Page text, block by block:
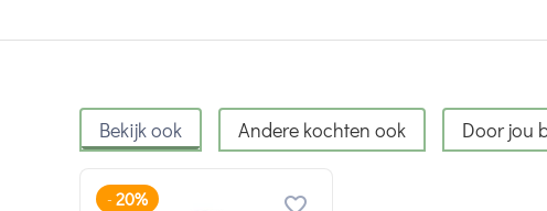
Bekijk ook Andere kochten ook Door jou
- 20%